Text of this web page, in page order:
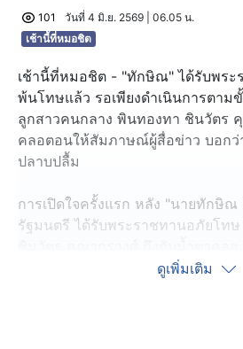
101
วันที่ 4 มิ.ย. 2569 | 06.05 น.
เช้านี้ที่หมอชิต
เช้านี้ที่หมอชิต - "ทักษิณ" ได้รับพระ
พ้นโทษแล้ว รอเพียงดำเนินการตาม
ลูกสาวคนกลาง พินทองทา ชินวัตร
คลอตอนให้สัมภาษณ์ผู้สื่อข่าว บอกว่
ปลาบปลื้ม
การเปิดใจครั้งแรก หลัง "นายทักษิ
รัฐมนตรี ได้รับพระราชทานอภัยโท
ปลาบปลื้มมากที่นายทักษิณฯ พ้นโทษ
ดูเพิ่มเติม